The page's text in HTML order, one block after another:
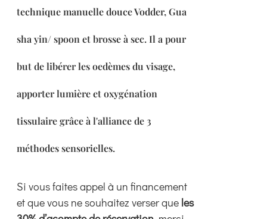
page
produit
technique manuelle douce Vodder, Gua
sha yin/ spoon et brosse à sec. Il a pour
but de libérer les oedèmes du visage,
apporter lumière et oxygénation
tissulaire grâce à l'alliance de 3
méthodes sensorielles.
Si vous faites appel à un financement
et que vous ne souhaitez verser que les